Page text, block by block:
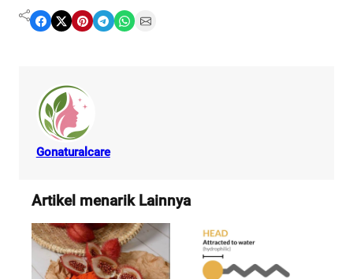
Share on Facebook Share on X Share on Pinterest Share on Telegram Share on WhatsApp Share on Email
Gonaturalcare
Artikel menarik Lainnya